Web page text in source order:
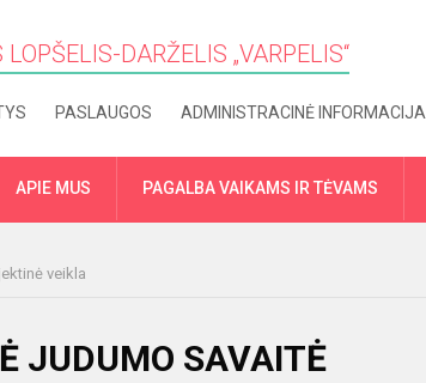
DARŽELIS „VARPELIS“
PASLAUGOS ADMINISTRACINĖ INFORMACIJA
APIE MUS PAGALBA VAIKAMS IR TĖVAMS
veikla
JUDUMO SAVAITĖ